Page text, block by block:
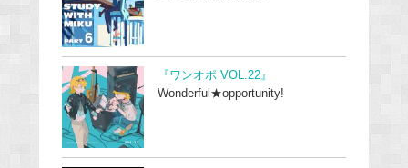
『ワンオポ VOL.22』
Wonderful★opportunity!